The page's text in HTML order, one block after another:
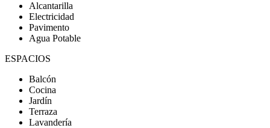
Alcantarilla
Electricidad
Pavimento
Agua Potable
ESPACIOS
Balcón
Cocina
Jardín
Terraza
Lavandería